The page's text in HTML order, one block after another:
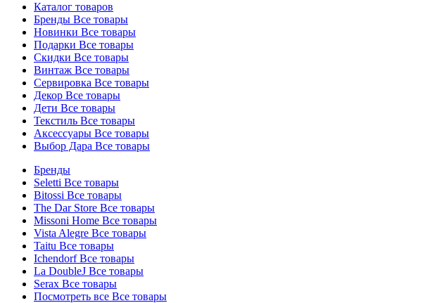
Каталог товаров
Бренды Все товары
Новинки Все товары
Подарки Все товары
Скидки Все товары
Винтаж Все товары
Сервировка Все товары
Декор Все товары
Дети Все товары
Текстиль Все товары
Аксессуары Все товары
Выбор Дара Все товары
Бренды
Seletti Все товары
Bitossi Все товары
The Dar Store Все товары
Missoni Home Все товары
Vista Alegre Все товары
Taitu Все товары
IchendorfВсе товары
La DoubleJ Все товары
Serax Все товары
Посмотреть все Все товары